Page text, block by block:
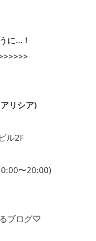
に…！
リシア)
ル2F
〜20:00)
ブログ♡